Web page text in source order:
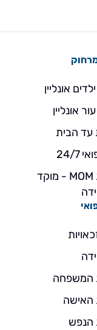
אונליין
אונליין
עד הבית
24/7
לאומית MOM - מוקד
המשפחה
האישה
הנפש